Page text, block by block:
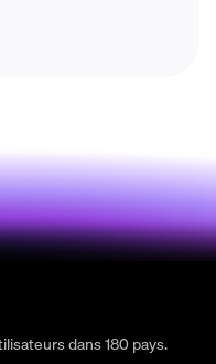
dans 180 pays.